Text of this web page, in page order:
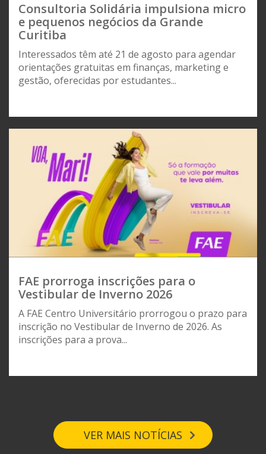
Consultoria Solidária impulsiona micro
e pequenos negócios da Grande
Curitiba
Interessados têm até 21 de agosto para agendar
orientações gratuitas em finanças, marketing e
gestão, oferecidas por estudantes...
FAE prorroga inscrições para o
Vestibular de Inverno 2026
A FAE Centro Universitário prorrogou o prazo para
inscrição no Vestibular de Inverno de 2026. As
inscrições para a prova...
VER MAIS NOTÍCIAS